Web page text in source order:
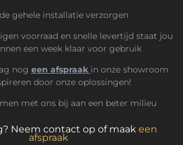
gehele installatie verzorgen
voorraad en snelle levertijd staat jou
een week klaar voor gebruik
nog een afspraak in onze showroom
door onze oplossingen!
met ons bij aan een beter milieu
Neem contact op of maak een
afspraak